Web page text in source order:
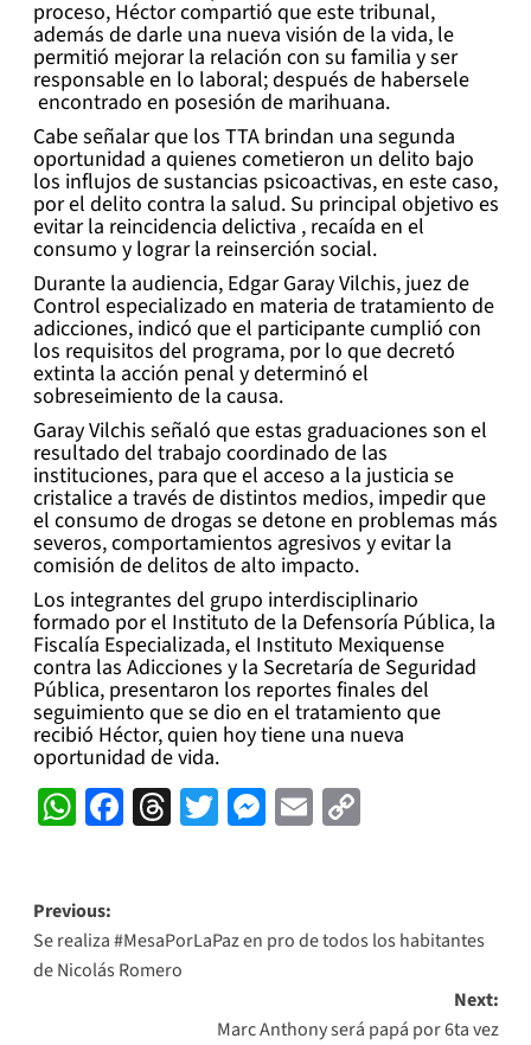
proceso, Héctor compartió que este tribunal,
además de darle una nueva visión de la vida, le
permitió mejorar la relación con su familia y ser
responsable en lo laboral; después de habersele
encontrado en posesión de marihuana.
Cabe señalar que los TTA brindan una segunda
oportunidad a quienes cometieron un delito bajo
los influjos de sustancias psicoactivas, en este caso,
por el delito contra la salud. Su principal objetivo es
evitar la reincidencia delictiva , recaída en el
consumo y lograr la reinserción social.
Durante la audiencia, Edgar Garay Vilchis, juez de
Control especializado en materia de tratamiento de
adicciones, indicó que el participante cumplió con
los requisitos del programa, por lo que decretó
extinta la acción penal y determinó el
sobreseimiento de la causa.
Garay Vilchis señaló que estas graduaciones son el
resultado del trabajo coordinado de las
instituciones, para que el acceso a la justicia se
cristalice a través de distintos medios, impedir que
el consumo de drogas se detone en problemas más
severos, comportamientos agresivos y evitar la
comisión de delitos de alto impacto.
Los integrantes del grupo interdisciplinario
formado por el Instituto de la Defensoría Pública, la
Fiscalía Especializada, el Instituto Mexiquense
contra las Adicciones y la Secretaría de Seguridad
Pública, presentaron los reportes finales del
seguimiento que se dio en el tratamiento que
recibió Héctor, quien hoy tiene una nueva
oportunidad de vida.
WhatsApp
Facebook
Threads
Twitter
Messenger
EmailCopy
Post
navigation
Previous:
Se realiza #MesaPorLaPaz en pro de todos los habitantes
de Nicolás Romero
Next:
Marc Anthony será papá por 6ta vez